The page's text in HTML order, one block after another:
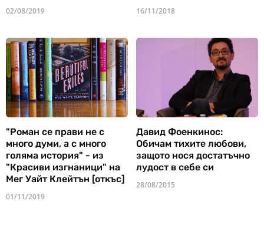
02/08/2019 16/11/2018
"Роман се прави не с
много думи, а с много
голяма история" - из
"Красиви изгнаници" на
Мег Уайт Клейтън [откъс]
01/11/2019
Давид Фоенкинос:
Обичам тихите любови,
защото нося достатъчно
лудост в себе си
28/08/2015